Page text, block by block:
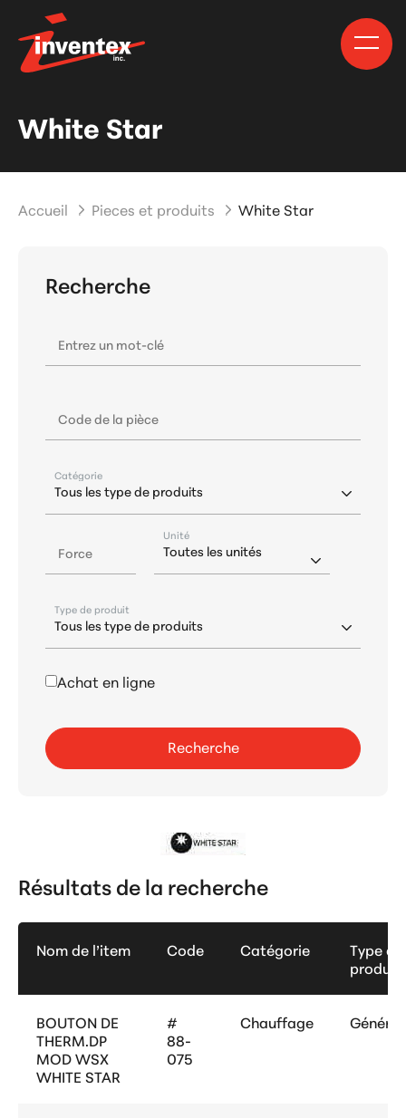
White Star
Accueil Pieces et produits White Star
Recherche
Entrez un mot-clé
Code de la pièce
Catégorie
Force
Unité
Type de produit
Achat en ligne
Recherche
Résultats de la recherche
Nom de l’item Code Catégorie
Type de
produit
BOUTON DE
THERM.DP
MOD WSX
WHITE STAR
#
88-
075
Chauffage Général